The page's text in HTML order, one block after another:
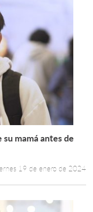
Leer más +
mamá antes de
19 de enero de 2024